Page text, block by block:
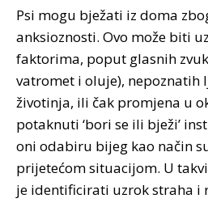
Psi mogu bježati iz doma
anksioznosti. Ovo može biti
faktorima, poput glasnih
vatromet i oluje),
životinja, ili čak promjena u
potaknuti ‘bori se ili bježi’
oni odabiru bijeg kao način
prijetećom situacijom. U
je identificirati uzrok straha i